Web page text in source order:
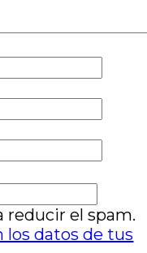
reducir el spam.
los datos de tus